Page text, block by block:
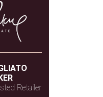
Retailer